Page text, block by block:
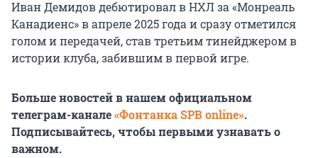
Иван Демидов дебютировал в НХЛ за «Монреаль
Канадиенс» в апреле 2025 года и сразу отметился
голом и передачей, став третьим тинейджером в
истории клуба, забившим в первой игре.
Больше новостей в нашем официальном
телеграм-канале«Фонтанка SPB online».
Подписывайтесь, чтобы первыми узнавать о
важном.